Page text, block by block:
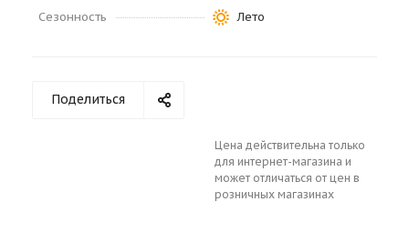
Сезонность
Лето
Поделиться
Цена действительна только
для интернет-магазина и
может отличаться от цен в
розничных магазинах